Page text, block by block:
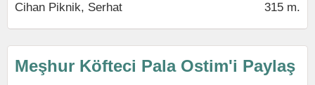
Cihan Piknik, Serhat 315 m.
Meşhur Köfteci Pala Ostim'i Paylaş